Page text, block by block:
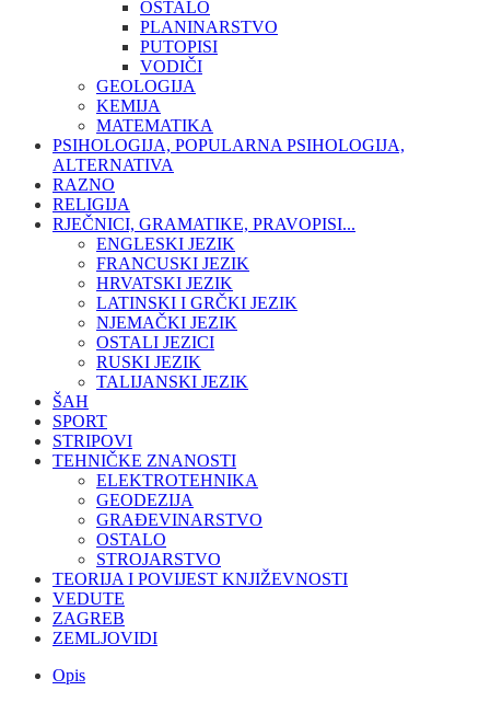
OSTALO
PLANINARSTVO
PUTOPISI
VODIČI
GEOLOGIJA
KEMIJA
MATEMATIKA
PSIHOLOGIJA, POPULARNA PSIHOLOGIJA,
ALTERNATIVA
RAZNO
RELIGIJA
RJEČNICI, GRAMATIKE, PRAVOPISI...
ENGLESKI JEZIK
FRANCUSKI JEZIK
HRVATSKI JEZIK
LATINSKI I GRČKI JEZIK
NJEMAČKI JEZIK
OSTALI JEZICI
RUSKI JEZIK
TALIJANSKI JEZIK
ŠAH
SPORT
STRIPOVI
TEHNIČKE ZNANOSTI
ELEKTROTEHNIKA
GEODEZIJA
GRAĐEVINARSTVO
OSTALO
STROJARSTVO
TEORIJA I POVIJEST KNJIŽEVNOSTI
VEDUTE
ZAGREB
ZEMLJOVIDI
Opis